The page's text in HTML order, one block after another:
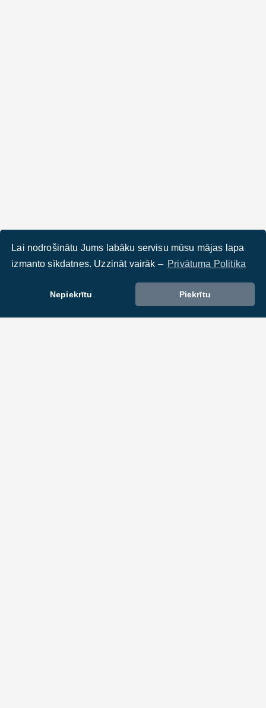
Lai nodrošinātu Jums labāku servisu mūsu mājas lapa
izmanto sīkdatnes. Uzzināt vairāk – Privātuma Politika
Nepiekrītu Piekrītu